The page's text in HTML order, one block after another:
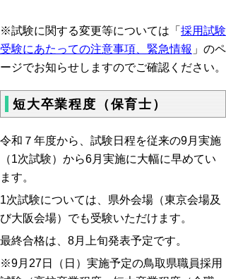
※試験に関する変更等については「 採用試験
受験にあたっての注意事項、緊急情報 」のペ
ージでお知らせしますのでご確認ください。
短大卒業程度（保育士）
令和７年度から、試験日程を従来の9月実施
（1次試験）から6月実施に大幅に早めてい
ます。
1次試験については、県外会場（東京会場及
び大阪会場）でも受験いただけます。
最終合格は、8月上旬発表予定です。
※9月27日（日）実施予定の鳥取県職員採用